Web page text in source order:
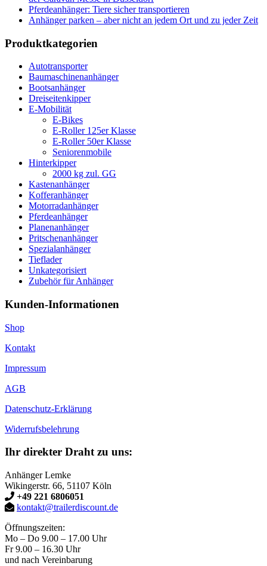
Pferdeanhänger: Tiere sicher transportieren
Anhänger parken – aber nicht an jedem Ort und zu jeder Zeit
Produktkategorien
Autotransporter
Baumaschinenanhänger
Bootsanhänger
Dreiseitenkipper
E-Mobilität
E-Bikes
E-Roller 125er Klasse
E-Roller 50er Klasse
Seniorenmobile
Hinterkipper
2000 kg zul. GG
Kastenanhänger
Kofferanhänger
Motorradanhänger
Pferdeanhänger
Planenanhänger
Pritschenanhänger
Spezialanhänger
Tieflader
Unkategorisiert
Zubehör für Anhänger
Kunden-Informationen
Shop
Kontakt
Impressum
AGB
Datenschutz-Erklärung
Widerrufsbelehrung
Ihr direkter Draht zu uns:
Anhänger Lemke
Wikingerstr. 66, 51107 Köln
+49 221 6806051
kontakt@trailerdiscount.de
Öffnungszeiten:
Mo – Do 9.00 – 17.00 Uhr
Fr 9.00 – 16.30 Uhr
und nach Vereinbarung